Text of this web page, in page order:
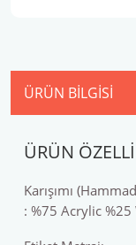
ÜRÜN BILGISI
ÜRÜN
Karışımı
: %75 Acrylic %25